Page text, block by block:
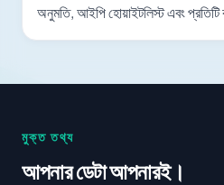
অনুমতি, আইপি হোয়াইটলিস্ট এবং
মুক্ত তথ্য
আপনার ডেটা আপনারই।